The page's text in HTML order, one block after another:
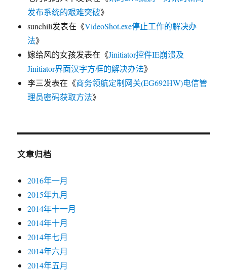
发布系统的艰难突破》
sunchili发表在《VideoShot.exe停止工作的解决办
法》
嫁给风的女孩发表在《Jinitiator控件IE崩溃及
Jinitiator界面汉字方框的解决办法》
李三发表在《商务领航定制网关(EG692HW)电信管
理员密码获取方法》
文章归档
2016年一月
2015年九月
2014年十一月
2014年十月
2014年七月
2014年六月
2014年五月